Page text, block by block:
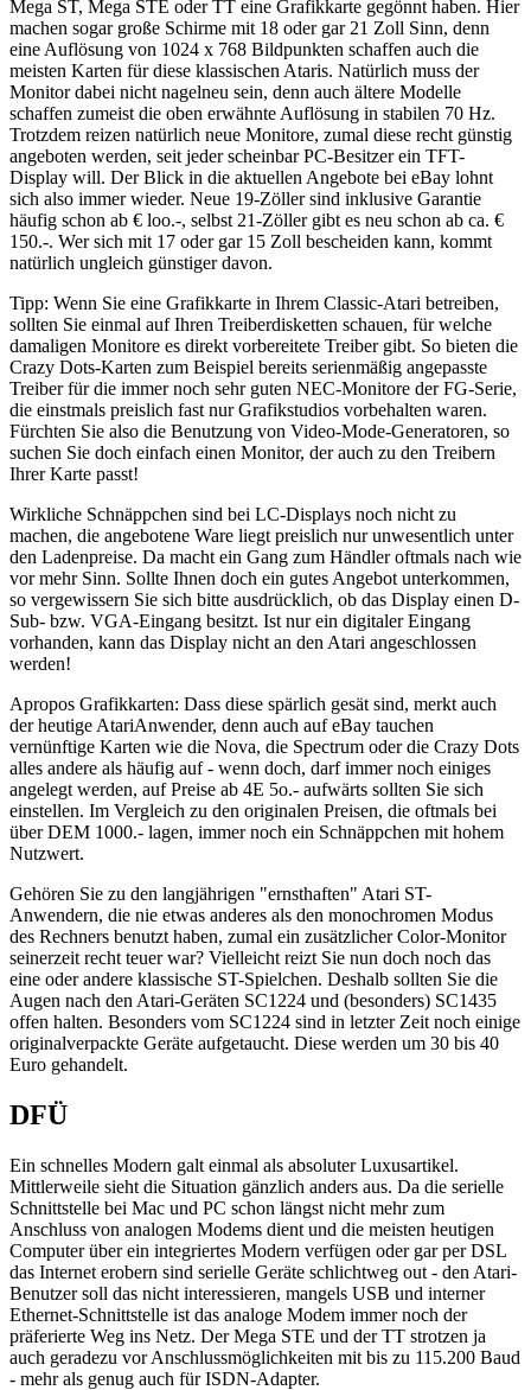
Mega ST, Mega STE oder TT eine Grafikkarte gegönnt haben. Hier
machen sogar große Schirme mit 18 oder gar 21 Zoll Sinn, denn
eine Auflösung von 1024 x 768 Bildpunkten schaffen auch die
meisten Karten für diese klassischen Ataris. Natürlich muss der
Monitor dabei nicht nagelneu sein, denn auch ältere Modelle
schaffen zumeist die oben erwähnte Auflösung in stabilen 70 Hz.
Trotzdem reizen natürlich neue Monitore, zumal diese recht günstig
angeboten werden, seit jeder scheinbar PC-Besitzer ein TFT-
Display will. Der Blick in die aktuellen Angebote bei eBay lohnt
sich also immer wieder. Neue 19-Zöller sind inklusive Garantie
häufig schon ab € loo.-, selbst 21-Zöller gibt es neu schon ab ca. €
150.-. Wer sich mit 17 oder gar 15 Zoll bescheiden kann, kommt
natürlich ungleich günstiger davon.
Tipp: Wenn Sie eine Grafikkarte in Ihrem Classic-Atari betreiben,
sollten Sie einmal auf Ihren Treiberdisketten schauen, für welche
damaligen Monitore es direkt vorbereitete Treiber gibt. So bieten die
Crazy Dots-Karten zum Beispiel bereits serienmäßig angepasste
Treiber für die immer noch sehr guten NEC-Monitore der FG-Serie,
die einstmals preislich fast nur Grafikstudios vorbehalten waren.
Fürchten Sie also die Benutzung von Video-Mode-Generatoren, so
suchen Sie doch einfach einen Monitor, der auch zu den Treibern
Ihrer Karte passt!
Wirkliche Schnäppchen sind bei LC-Displays noch nicht zu
machen, die angebotene Ware liegt preislich nur unwesentlich unter
den Ladenpreise. Da macht ein Gang zum Händler oftmals nach wie
vor mehr Sinn. Sollte Ihnen doch ein gutes Angebot unterkommen,
so vergewissern Sie sich bitte ausdrücklich, ob das Display einen D-
Sub- bzw. VGA-Eingang besitzt. Ist nur ein digitaler Eingang
vorhanden, kann das Display nicht an den Atari angeschlossen
werden!
Apropos Grafikkarten: Dass diese spärlich gesät sind, merkt auch
der heutige AtariAnwender, denn auch auf eBay tauchen
vernünftige Karten wie die Nova, die Spectrum oder die Crazy Dots
alles andere als häufig auf - wenn doch, darf immer noch einiges
angelegt werden, auf Preise ab 4E 5o.- aufwärts sollten Sie sich
einstellen. Im Vergleich zu den originalen Preisen, die oftmals bei
über DEM 1000.- lagen, immer noch ein Schnäppchen mit hohem
Nutzwert.
Gehören Sie zu den langjährigen "ernsthaften" Atari ST-
Anwendern, die nie etwas anderes als den monochromen Modus
des Rechners benutzt haben, zumal ein zusätzlicher Color-Monitor
seinerzeit recht teuer war? Vielleicht reizt Sie nun doch noch das
eine oder andere klassische ST-Spielchen. Deshalb sollten Sie die
Augen nach den Atari-Geräten SC1224 und (besonders) SC1435
offen halten. Besonders vom SC1224 sind in letzter Zeit noch einige
originalverpackte Geräte aufgetaucht. Diese werden um 30 bis 40
Euro gehandelt.
DFÜ
Ein schnelles Modern galt einmal als absoluter Luxusartikel.
Mittlerweile sieht die Situation gänzlich anders aus. Da die serielle
Schnittstelle bei Mac und PC schon längst nicht mehr zum
Anschluss von analogen Modems dient und die meisten heutigen
Computer über ein integriertes Modern verfügen oder gar per DSL
das Internet erobern sind serielle Geräte schlichtweg out - den Atari-
Benutzer soll das nicht interessieren, mangels USB und interner
Ethernet-Schnittstelle ist das analoge Modem immer noch der
präferierte Weg ins Netz. Der Mega STE und der TT strotzen ja
auch geradezu vor Anschlussmöglichkeiten mit bis zu 115.200 Baud
- mehr als genug auch für ISDN-Adapter.